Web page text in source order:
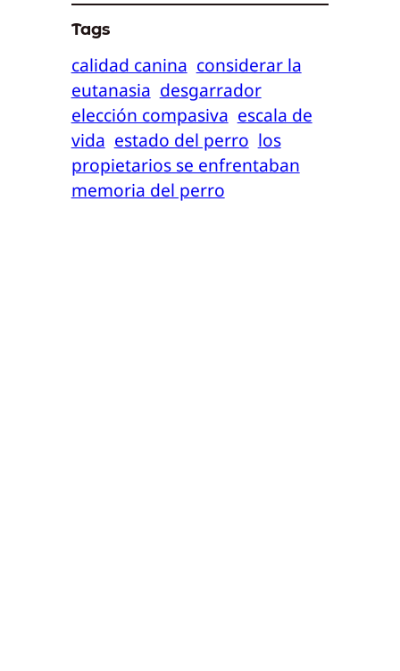
Tags
calidad canina considerar la
eutanasia desgarrador
elección compasiva escala de
vida estado del perro los
propietarios se enfrentaban
memoria del perro